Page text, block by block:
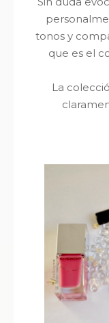
tonos y
que es el
La